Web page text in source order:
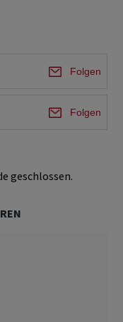
Folgen
Folgen
geschlossen.